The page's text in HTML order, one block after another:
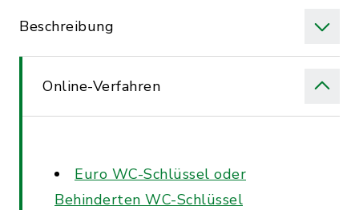
Beschreibung
Online-Verfahren
Euro WC-Schlüssel oder
Behinderten WC-Schlüssel